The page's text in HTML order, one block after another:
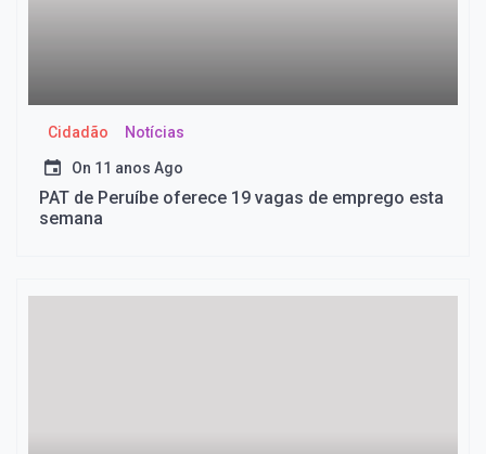
Cidadão Notícias
On 11 anos Ago
PAT de Peruíbe oferece 19 vagas de emprego esta
semana